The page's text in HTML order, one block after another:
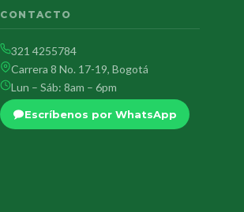
CONTACTO
321 4255784
Carrera 8 No. 17-19, Bogotá
Lun – Sáb: 8am – 6pm
Escríbenos por WhatsApp